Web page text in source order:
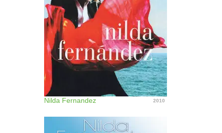
Nilda Fernandez 2010